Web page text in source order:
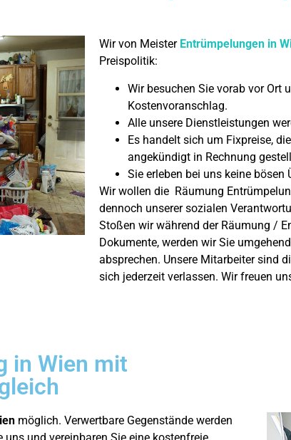
Wir von Meister Entrümpelungen in
Preispolitik:
Wir besuchen Sie vorab vor Ort
Kostenvoranschlag.
Alle unsere Dienstleistungen
Es handelt sich um Fixpreise,
angekündigt in Rechnung
Sie erleben bei uns keine bösen
Wir wollen die Räumung
dennoch unserer sozialen
Stoßen wir während der Räumung /
Dokumente, werden wir Sie
absprechen. Unsere Mitarbeiter sind
sich jederzeit verlassen. Wir freuen
in Wien mit
möglich. Verwertbare Gegenstände werden